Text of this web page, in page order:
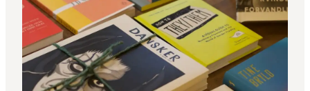
Übernachtung